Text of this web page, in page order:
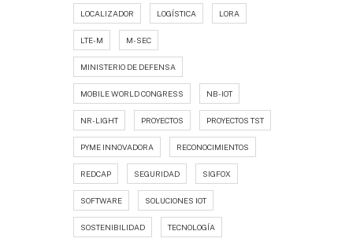
LOCALIZADOR LOGÍSTICA LORA
LTE-M M-SEC
MINISTERIO DE DEFENSA
MOBILE WORLD CONGRESS NB-IOT
NR-LIGHT PROYECTOS PROYECTOS TST
PYME INNOVADORA RECONOCIMIENTOS
REDCAP SEGURIDAD SIGFOX
SOFTWARE SOLUCIONES IOT
SOSTENIBILIDAD TECNOLOGÍA